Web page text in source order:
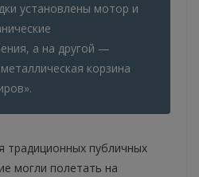
установлены мотор и
а на другой —
корзина
традиционных публичных
могли полетать на